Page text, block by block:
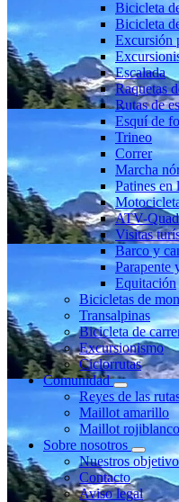
Bicicleta
Bicicleta
Excursión
Escalada
Raquetas
Rutas de
Esquí de
Trineo
Correr
Marcha
Patines en
ATV-Quad
Visitas
Barco y
Parapente
Equitación
Bicicletas de
Transalpinas
Bicicleta de
Excursionismo
Ciclorrutas
Comunidad
Reyes de las
Maillot amarillo
Maillot rojiblanco
Sobre nosotros
Nuestros
Contacto
Aviso legal